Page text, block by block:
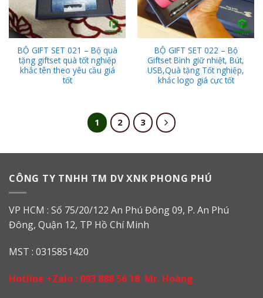
BỘ GIFT SET 021 – Bộ quà
tặng giftset quà tốt nghiệp
khắc tên theo yêu cầu giá
tốt
BỘ GIFT SET 022 – Bộ
Giftset Bình giữ nhiệt, Bút,
USB,Quà tặng Tốt nghiệp,
khắc logo giá cực tốt
1 2 3
CÔNG TY TNHH TM DV XNK PHONG PHÚ
VP HCM : Số 75/20/122 An Phú Đông 09, P. An Phú
Đông, Quận 12, TP Hồ Chí Minh
MST : 0315851420
Hotline +Zalo : 093 888 56 18 Mr. Hoàng